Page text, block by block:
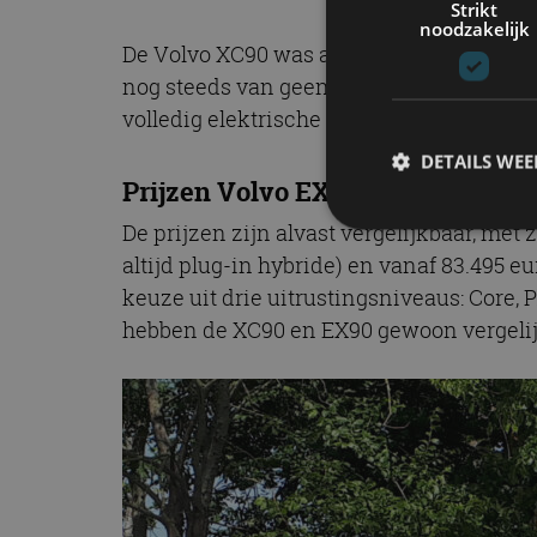
De Volvo XC90 was al snel een groot
nog steeds van geen ophouden. Eind
volledig elektrische Volvo EX90, die je
Prijzen Volvo EX90 (en XC90)
De prijzen zijn alvast vergelijkbaar, met
altijd plug-in hybride) en vanaf 83.495
keuze uit drie uitrustingsniveaus: Core,
hebben de XC90 en EX90 gewoon
Strikt
noodzakelijk
DETAILS
Strikt noodzakelijke
accountbeheer. De
Naam
cf_clearance